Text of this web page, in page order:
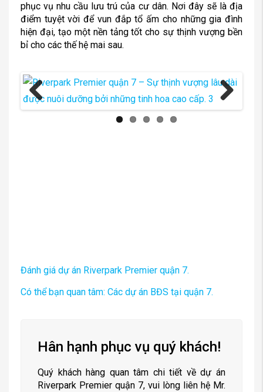
phục vụ nhu cầu lưu trú của cư dân. Nơi đây sẽ là địa
điểm tuyệt vời để vun đắp tổ ấm cho những gia đình
hiện đại, tạo một nền tảng tốt cho sự thịnh vượng bền
bỉ cho các thế hệ mai sau.
Previous Next
Đánh giá dự án Riverpark Premier quận 7.
Có thể bạn quan tâm: Các dự án BĐS tại quận 7.
Hân hạnh phục vụ quý khách!
Quý khách hàng quan tâm chi tiết về dự án
Riverpark Premier quận 7, vui lòng liên hệ Mr.